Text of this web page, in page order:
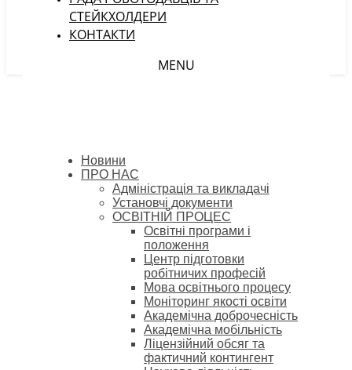
СТЕЙКХОЛДЕРИ
КОНТАКТИ
MENU
Новини
ПРО НАС
Адміністрація та викладачі
Установчі документи
ОСВІТНІЙ ПРОЦЕС
Освітні програми і
положення
Центр підготовки
робітничих професій
Мова освітнього процесу
Моніторинг якості освіти
Академічна доброчесність
Академічна мобільність
Ліцензійний обсяг та
фактичний контингент